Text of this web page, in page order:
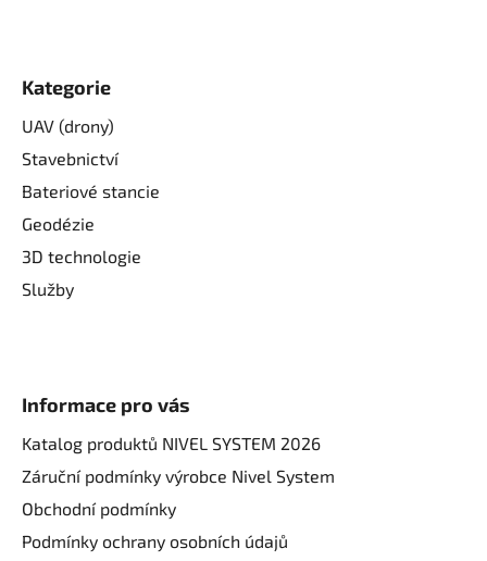
Kategorie
UAV (drony)
Stavebnictví
Bateriové stancie
Geodézie
3D technologie
Služby
Informace pro vás
Katalog produktů NIVEL SYSTEM 2026
Záruční podmínky výrobce Nivel System
Obchodní podmínky
Podmínky ochrany osobních údajů